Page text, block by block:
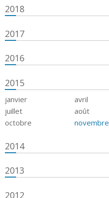
2018
2017
2016
2015
janvier avril
juillet
août
octobre
novembre
2014
2013
2012